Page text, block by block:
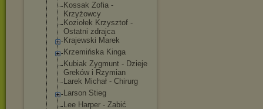
Kossak Zofia -
Krzyżowcy
Koziołek Krzysztof -
Ostatni zdrajca
Krajewski Marek
Krzemińska Kinga
Kubiak Zygmunt - Dzieje
Greków i Rzymian
Larek Michał - Chirurg
Larson Stieg
Lee Harper - Zabić